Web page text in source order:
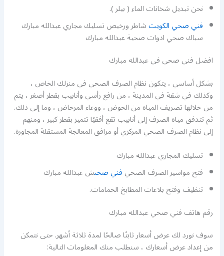
نحن تبديل شخانات الماء ( بيلر ).
فني صحي الكويتشاطر ورخيص تسليك مجاري عبدالله مبارك
سباك صحي ادوات صحية عبدالله مبارك
افضل فني صحي في عبدالله مبارك
بشكل أساسي ، يتكون نظام الصرف الصحي في منزلك الخاص ،
وكذلك في شقة في المدينة ، من رافع رأسي وأنابيب بقطر أصغر ، يتم
من خلالها تصريف المياه من الحوض ، ووعاء المرحاض ، وما إلى ذلك.
ثم تتدفق مياه الصرف إلى أنابيب تقع أفقيًا تتميز بقطر كبير ، ومنهم
إلى نظام الصرف الصحي المركزي أو مرافق المعالجة المستقلة المجاورة.
تسليك المجاري عبدالله مبارك
فتح مواسير الصرف الصحيفني صحىش عبدالله مبارك
تنظيف وفتح بلاعات المطابخ الحمامات.
رقم هاتف فني صحي عبدالله مبارك
سوف نورد لك عرض أسعار ثابتًا صالحًا لمدة ثلاثة أشهر. حتى نتمكن
من إعداد عرض أسعارك ، سنطلب منك المعلومات التالية: